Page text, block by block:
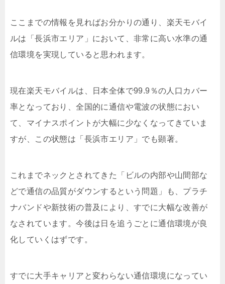
ここまでの情報を見ればお分かりの通り、楽天モバイ
ルは「長浜市エリア」において、非常に高い水準の通
信環境を実現していると思われます。
現在楽天モバイルは、日本全体で99.9％の人口カバー
率となっており、全国的に通信や電波の状態におい
て、マイナスポイントが大幅に少なくなってきていま
すが、この状態は「長浜市エリア」でも顕著。
これまでネックとされてきた「ビルの内部や山間部な
どで通信の品質がダウンするという問題」も、プラチ
ナバンドや新技術の普及により、すでに大幅な改善が
なされています。今後は日を追うごとに通信環境が良
化していくはずです。
すでに大手キャリアと変わらない通信環境になってい